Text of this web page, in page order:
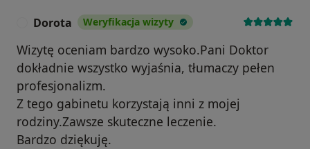
Dorota Weryfikacja wizyty
Wizytę oceniam bardzo wysoko.Pani Doktor
dokładnie wszystko wyjaśnia, tłumaczy pełen
profesjonalizm.
Z tego gabinetu korzystają inni z mojej
rodziny.Zawsze skuteczne leczenie.
Bardzo dziękuję.